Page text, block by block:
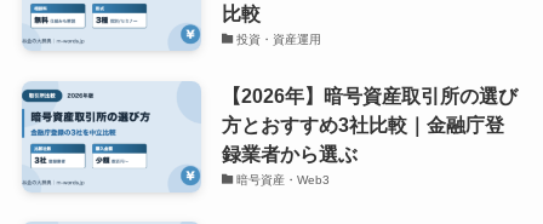
比較
投資・資産運用
【2026年】暗号資産取引所の選び
方とおすすめ3社比較｜金融庁登
録業者から選ぶ
暗号資産・Web3